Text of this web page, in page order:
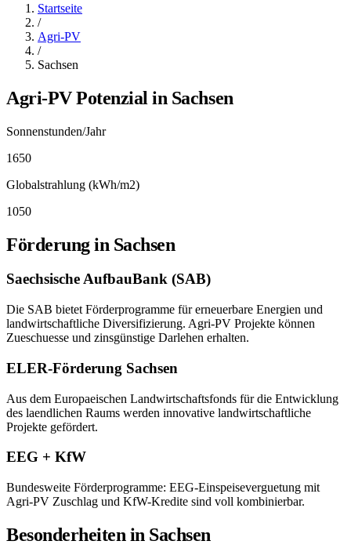
Startseite
/
Agri-PV
/
Sachsen
Agri-PV Potenzial in Sachsen
Sonnenstunden/Jahr
1650
Globalstrahlung (kWh/m2)
1050
Förderung in Sachsen
Saechsische AufbauBank (SAB)
Die SAB bietet Förderprogramme für erneuerbare Energien und
landwirtschaftliche Diversifizierung. Agri-PV Projekte können
Zueschuesse und zinsgünstige Darlehen erhalten.
ELER-Förderung Sachsen
Aus dem Europaeischen Landwirtschaftsfonds für die Entwicklung
des laendlichen Raums werden innovative landwirtschaftliche
Projekte gefördert.
EEG + KfW
Bundesweite Förderprogramme: EEG-Einspeiseverguetung mit
Agri-PV Zuschlag und KfW-Kredite sind voll kombinierbar.
Besonderheiten in Sachsen